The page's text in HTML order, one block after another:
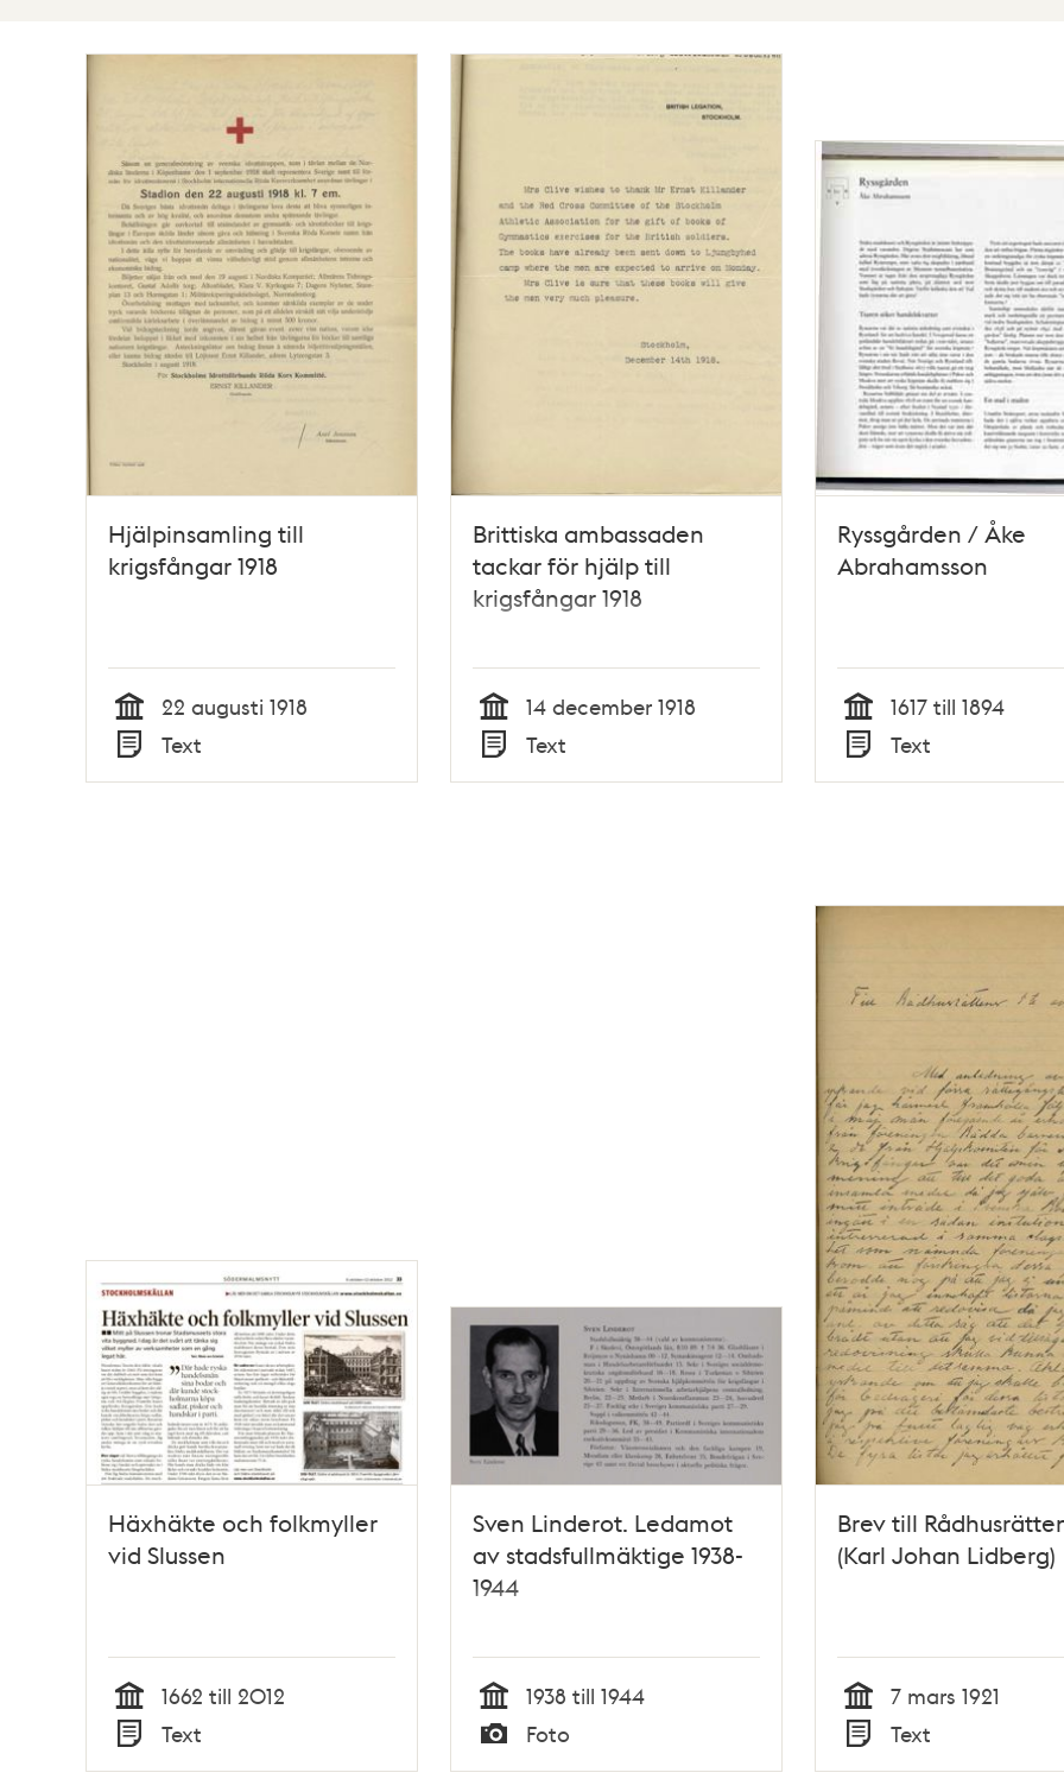
Hjälpinsamling till
krigsfångar 1918
Tid
22 augusti 1918
Typ
Text
Brittiska ambassaden
tackar för hjälp till
krigsfångar 1918
Tid
14 december 1918
Typ
Text
Ryssgården / Åke
Abrahamsson
Tid
1617 till 1894
Typ
Text
Häxhäkte och folkmyller
vid Slussen
Tid
1662 till 2012
Typ
Text
Sven Linderot. Ledamot
av stadsfullmäktige 1938-
1944
Tid
1938 till 1944
Typ
Foto
Brev till
(Karl Johan Lidberg)
Tid
7 mars 1921
Typ
Text